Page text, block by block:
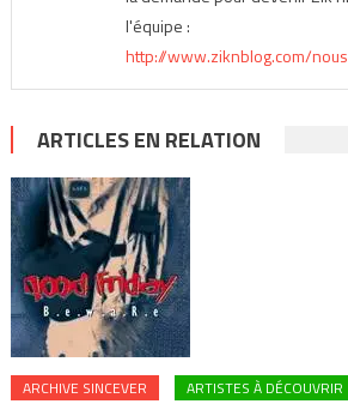
l'équipe :
http://www.ziknblog.com/
ARTICLES EN RELATION
ARCHIVE SINCEVER ARTISTES À DÉCOUVRIR